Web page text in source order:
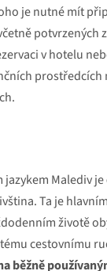
je nutné mít
potvrzených
v hotelu
prostředcích
Malediv je
Ta je
životě
cestovnímu
běžně